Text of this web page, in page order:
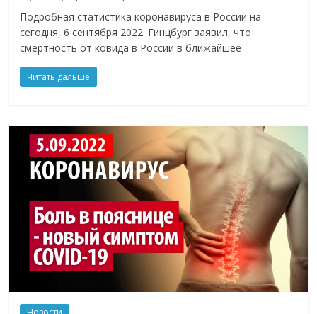
Подробная статистика коронавируса в России на
сегодня, 6 сентября 2022. Гинцбург заявил, что
смертность от ковида в России в ближайшее
Читать дальше